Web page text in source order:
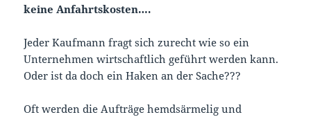
keine Anfahrtskosten….
Jeder Kaufmann fragt sich zurecht wie so ein
Unternehmen wirtschaftlich geführt werden kann.
Oder ist da doch ein Haken an der Sache???
Oft werden die Aufträge hemdsärmelig und